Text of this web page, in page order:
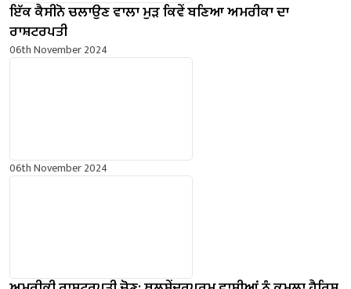
ਇੱਕ ਕੈਸੀਨੋ ਚਲਾਉਣ ਵਾਲਾ ਮੁੜ ਕਿਵੇਂ ਬਣਿਆ ਅਮਰੀਕਾ ਦਾ
ਰਾਸ਼ਟਰਪਤੀ
06th November 2024
06th November 2024